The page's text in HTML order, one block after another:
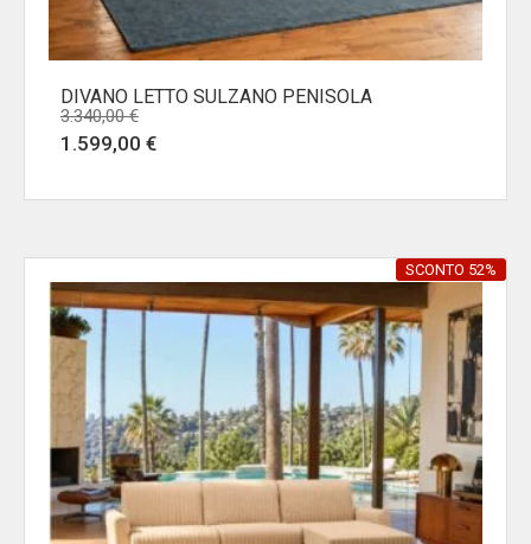
DIVANO LETTO SULZANO PENISOLA
3.340,00€
Il
originale
1.599,00 €
attuale
SCONTO 52%